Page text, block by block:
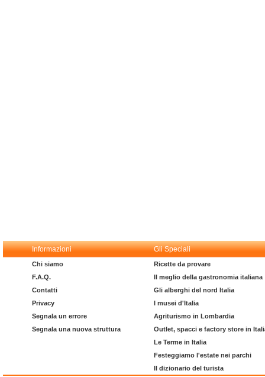
Informazioni Gli Speciali
Chi siamo
F.A.Q.
Contatti
Privacy
Segnala un errore
Segnala una nuova struttura
Ricette da provare
Il meglio della gastronomia italiana
Gli alberghi del nord Italia
I musei d'Italia
Agriturismo in Lombardia
Outlet, spacci e factory store in
Le Terme in Italia
Festeggiamo l'estate nei parchi
Il dizionario del turista